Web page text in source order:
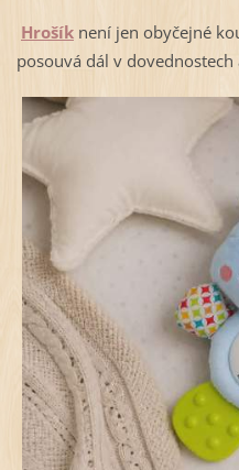
Hrošíknení jen obyčejné
posouvá dál v dovednostech